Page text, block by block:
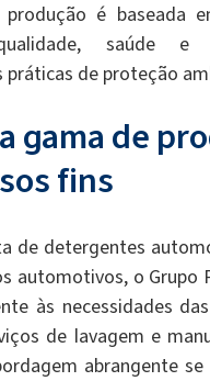
é baseada
saúde e
práticas de proteção
gama de
fins
de detergentes
automotivos, o Grupo
às necessidades
de lavagem e
abrangente